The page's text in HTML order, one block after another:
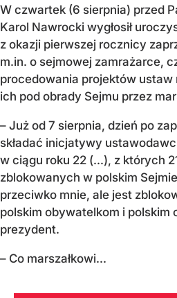
W czwartek (6 sierpnia) przed
Karol Nawrocki wygłosił
z okazji pierwszej rocznicy
m.in. o sejmowej zamrażarce,
procedowania projektów ustaw
ich pod obrady Sejmu przez
– Już od 7 sierpnia, dzień po
składać inicjatywy
w ciągu roku 22 (...), z których
zblokowanych w polskim
przeciwko mnie, ale jest
polskim obywatelkom i polskim
prezydent.
– Co marszałkowi...